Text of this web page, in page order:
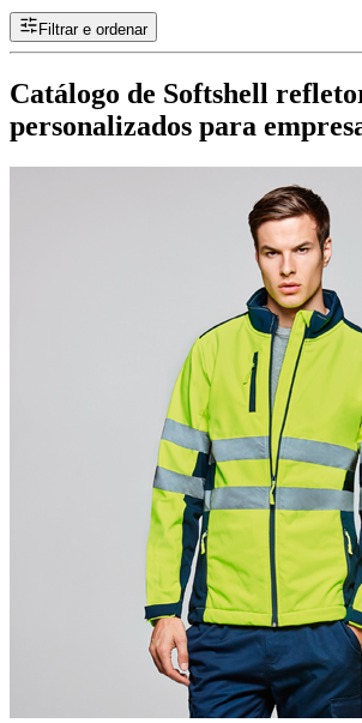
Filtrar e ordenar
Catálogo de Softshell
personalizados para